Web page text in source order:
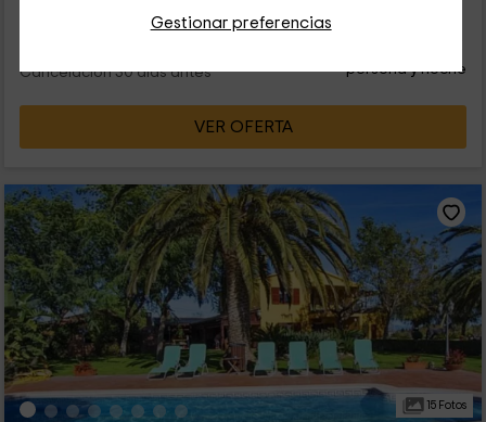
Gestionar preferencias
Cancelación 30 días antes
persona y noche
VER OFERTA
15 Fotos